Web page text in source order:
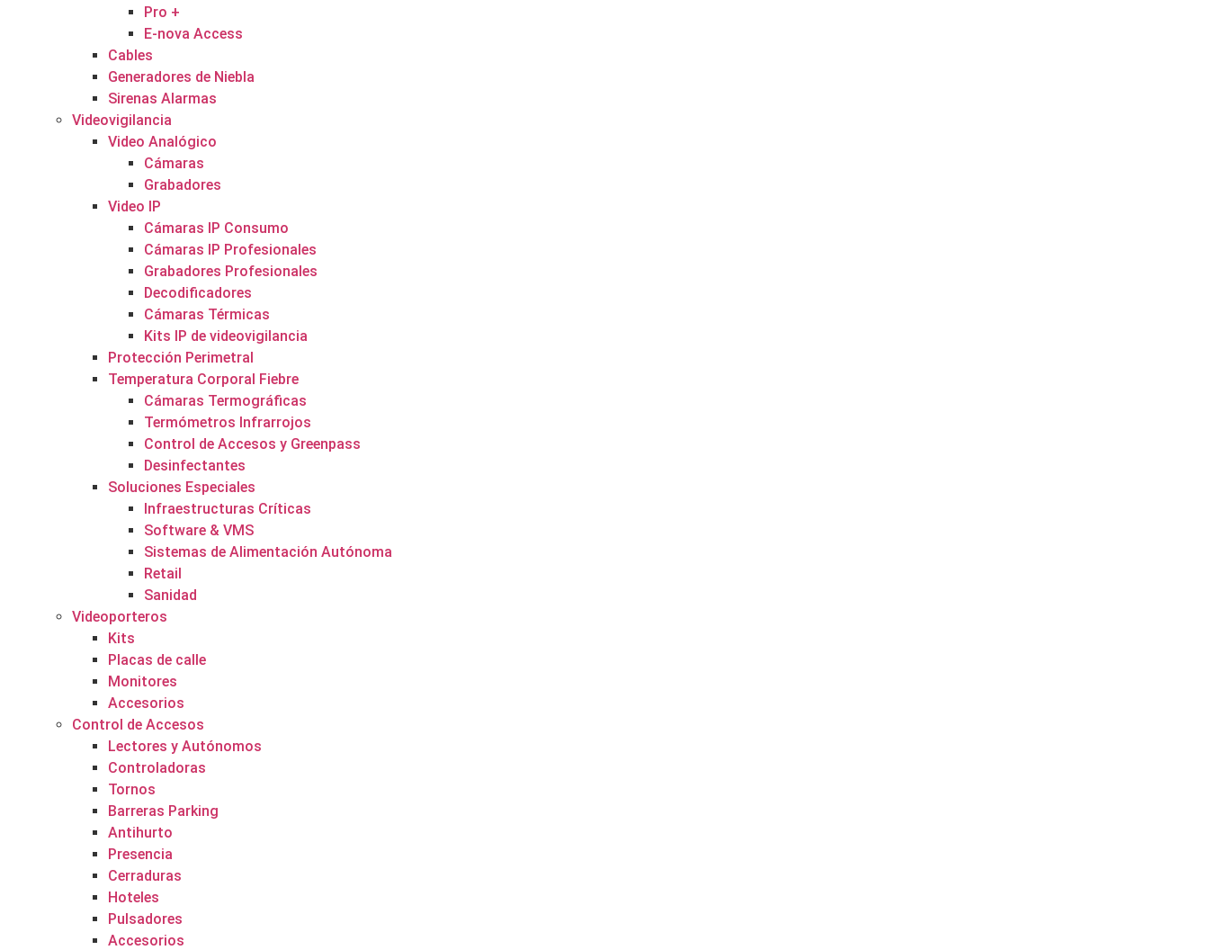
Pro +
E-nova Access
Cables
Generadores de Niebla
Sirenas Alarmas
Videovigilancia
Video Analógico
Cámaras
Grabadores
Video IP
Cámaras IP Consumo
Cámaras IP Profesionales
Grabadores Profesionales
Decodificadores
Cámaras Térmicas
Kits IP de videovigilancia
Protección Perimetral
Temperatura Corporal Fiebre
Cámaras Termográficas
Termómetros Infrarrojos
Control de Accesos y Greenpass
Desinfectantes
Soluciones Especiales
Infraestructuras Críticas
Software & VMS
Sistemas de Alimentación Autónoma
Retail
Sanidad
Videoporteros
Kits
Placas de calle
Monitores
Accesorios
Control de Accesos
Lectores y Autónomos
Controladoras
Tornos
Barreras Parking
Antihurto
Presencia
Cerraduras
Hoteles
Pulsadores
Accesorios